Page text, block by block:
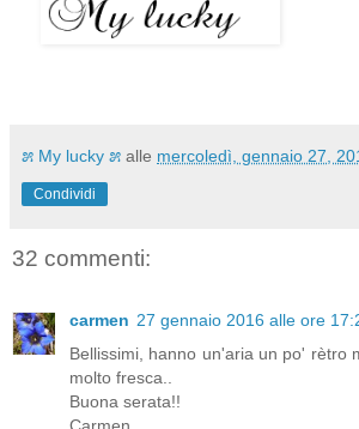
೫ My lucky ೫ alle mercoledì, gennaio 27,
Condividi
32 commenti:
carmen 27 gennaio 2016 alle ore
Bellissimi, hanno un'aria un po' rètro
molto fresca..
Buona serata!!